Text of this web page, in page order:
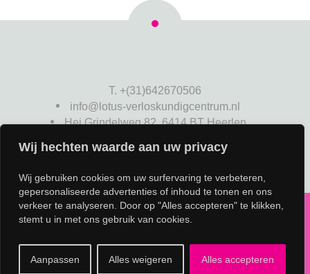
Wij hechten waarde aan uw privacy
Wij gebruiken cookies om uw surfervaring te verbeteren,
gepersonaliseerde advertenties of inhoud te tonen en ons
verkeer te analyseren. Door op "Alles accepteren" te klikken,
stemt u in met ons gebruik van cookies.
Aanpassen Alles weigeren Alles accepteren
T. +(31)642670506
info@lotus-verloskundigcentrum.nl
Hei Grindelweg 82, 6414 BT Heerlen
2026 © Lotus Verloskundig Centrum. |
Triggerz
Naar boven